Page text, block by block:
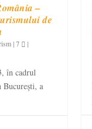
–
de
|7 |
în cadrul
a